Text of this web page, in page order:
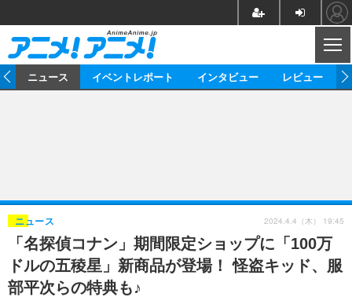
ゲーム グッズ
イベント 海外
海外イベント ビジネス
俳優・タレント アーティスト
ビジネス
アニメ 実写
書評 イベント
動画
アニメ
連載・コラム
ニュース イベントレポート インタビュー レビュー
「名探偵コナン」期間限定ショップに「100万
ドルの五稜星」新商品が登場！ 怪盗キッド、服
部平次らの特典も♪
ニュース 2024.4.4（木） 19:45